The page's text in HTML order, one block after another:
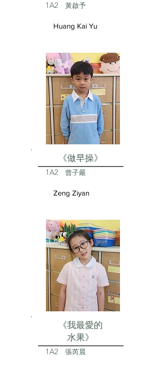
1A2 黃啟予
Huang Kai Yu
《做早操》
1A2 曾子嚴
Zeng Ziyan
《我最愛的
水果》
1A2 張芮晨